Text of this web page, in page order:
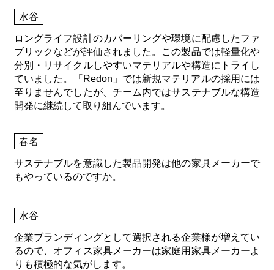
水谷
ロングライフ設計のカバーリングや環境に配慮したファ
ブリックなどが評価されました。この製品では軽量化や
分別・リサイクルしやすいマテリアルや構造にトライし
ていました。「Redon」では新規マテリアルの採用には
至りませんでしたが、チーム内ではサステナブルな構造
開発に継続して取り組んでいます。
春名
サステナブルを意識した製品開発は他の家具メーカーで
もやっているのですか。
水谷
企業ブランディングとして選択される企業様が増えてい
るので、オフィス家具メーカーは家庭用家具メーカーよ
りも積極的な気がします。